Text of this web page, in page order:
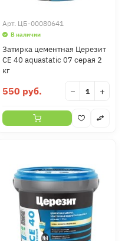
Арт. ЦБ-00080641
В наличии
Затирка цементная Церезит
CE 40 aquastatic 07 серая 2
кг
550 руб. − +